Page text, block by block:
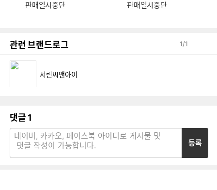
(32GB(16Gx2))
판매일시중단
패키지 (32GB(16G
판매일시중단
관련 브랜드로그 1/1
서린씨앤아이
댓글 1
등록